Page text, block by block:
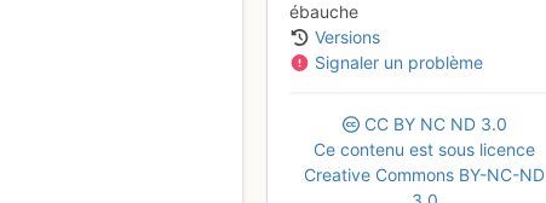
ébauche
Versions
Signaler un problème
CC BY NC ND 3.0
Ce contenu est sous licence
Creative Commons BY-NC-ND